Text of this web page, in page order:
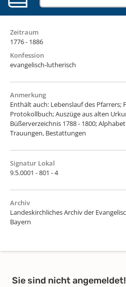
Zeitraum
1776 - 1886
Konfession
evangelisch-lutherisch
Anmerkung
Enthält auch: Lebenslauf des Pfarrers;
Protokollbuch; Auszüge aus alten
Büßerverzeichnis 1788 - 1800;
Trauungen, Bestattungen
Signatur Lokal
9.5.0001 - 801 - 4
Archiv
Landeskirchliches Archiv der
Bayern
Sie sind nicht angemeldet!